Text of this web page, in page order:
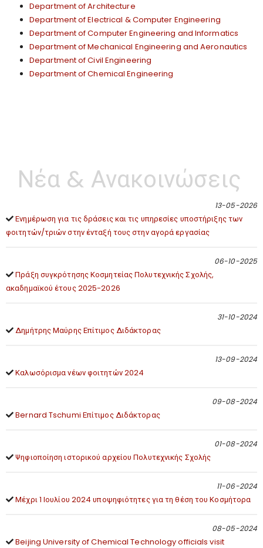
Department of Architecture
Department of Electrical & Computer Engineering
Department of Computer Engineering and Informatics
Department of Mechanical Engineering and Aeronautics
Department of Civil Engineering
Department of Chemical Engineering
Νέα & Ανακοινώσεις
13-05-2026
Ενημέρωση για τις δράσεις και τις υπηρεσίες υποστήριξης των
φοιτητών/τριών στην ένταξή τους στην αγορά εργασίας
06-10-2025
Πράξη συγκρότησης Κοσμητείας Πολυτεχνικής Σχολής,
ακαδημαϊκού έτους 2025-2026
31-10-2024
Δημήτρης Μαύρης Επίτιμος Διδάκτορας
13-09-2024
Καλωσόρισμα νέων φοιτητών 2024
09-08-2024
Bernard Tschumi Επίτιμος Διδάκτορας
01-08-2024
Ψηφιοποίηση ιστορικού αρχείου Πολυτεχνικής Σχολής
11-06-2024
Μέχρι 1 Ιουλίου 2024 υποψηφιότητες για τη θέση του Κοσμήτορα
08-05-2024
Beijing University of Chemical Technology officials visit